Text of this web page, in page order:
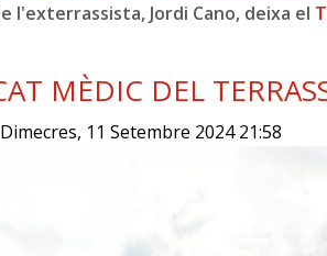
l'exterrassista, Jordi Cano, deixa el
MÈDIC DEL
Dimecres, 11 Setembre 2024 21:58